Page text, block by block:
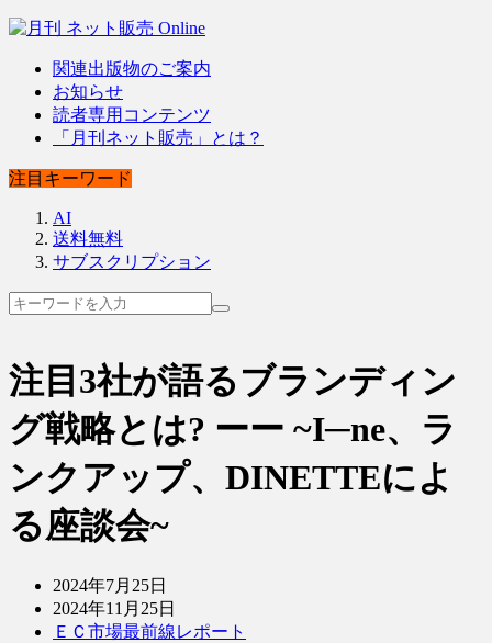
関連出版物のご案内
お知らせ
読者専用コンテンツ
「月刊ネット販売」とは？
注目キーワード
AI
送料無料
サブスクリプション
注目3社が語るブランディン
グ戦略とは? ーー ~I─ne、ラ
ンクアップ、DINETTEによ
る座談会~
2024年7月25日
2024年11月25日
ＥＣ市場最前線レポート